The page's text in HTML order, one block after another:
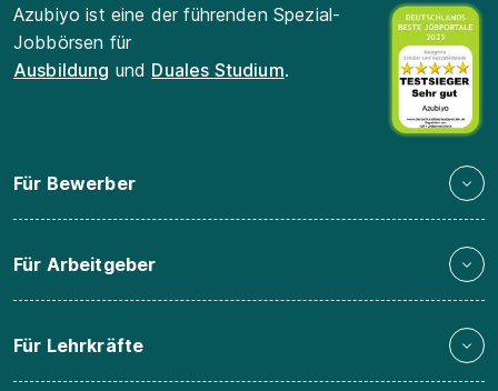
Azubiyo ist eine der führenden Spezial-
Jobbörsen für
Ausbildung und Duales Studium.
Für Bewerber
Für Arbeitgeber
Für Lehrkräfte